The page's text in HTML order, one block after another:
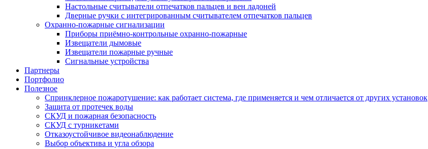
Настольные считыватели отпечатков пальцев и вен ладоней
Дверные ручки с интегрированным считывателем отпечатков пальцев
Охранно-пожарные сигнализации
Приборы приёмно-контрольные охранно-пожарные
Извещатели дымовые
Извещатели пожарные ручные
Сигнальные устройства
Партнеры
Портфолио
Полезное
Спринклерное пожаротушение: как работает система, где применяется и чем отличается от других установок
Защита от протечек воды
СКУД и пожарная безопасность
СКУД с турникетами
Отказоустойчивое видеонаблюдение
Выбор объектива и угла обзора